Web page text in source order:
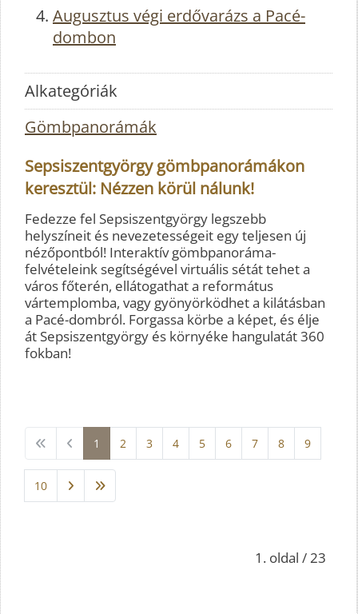
Augusztus végi erdővarázs a Pacé-
dombon
Alkategóriák
Gömbpanorámák
Sepsiszentgyörgy gömbpanorámákon
keresztül: Nézzen körül nálunk!
Fedezze fel Sepsiszentgyörgy legszebb
helyszíneit és nevezetességeit egy teljesen új
nézőpontból! Interaktív gömbpanoráma-
felvételeink segítségével virtuális sétát tehet a
város főterén, ellátogathat a református
vártemplomba, vagy gyönyörködhet a kilátásban
a Pacé-dombról. Forgassa körbe a képet, és élje
át Sepsiszentgyörgy és környéke hangulatát 360
fokban!
1. oldal / 23
1 2 3 4 5 6 7 8 9
10